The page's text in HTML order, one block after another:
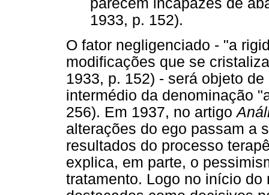
parecem incapazes de
1933, p. 152).
O fator negligenciado - "a
modificações que se
1933, p. 152) - será objeto
intermédio da denominação
256). Em 1937, no artigo
alterações do ego passam a
resultados do processo
explica, em parte, o
tratamento. Logo no início